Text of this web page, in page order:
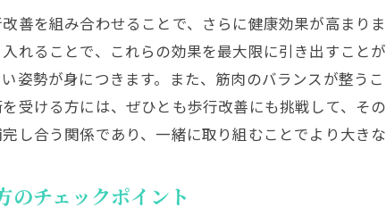
善を組み合わせることで、さらに健康効果が高まり
れることで、これらの効果を最大限に引き出すこと
姿勢が身につきます。また、筋肉のバランスが整う
受ける方には、ぜひとも歩行改善にも挑戦して、
し合う関係であり、一緒に取り組むことでより大き
のチェックポイント